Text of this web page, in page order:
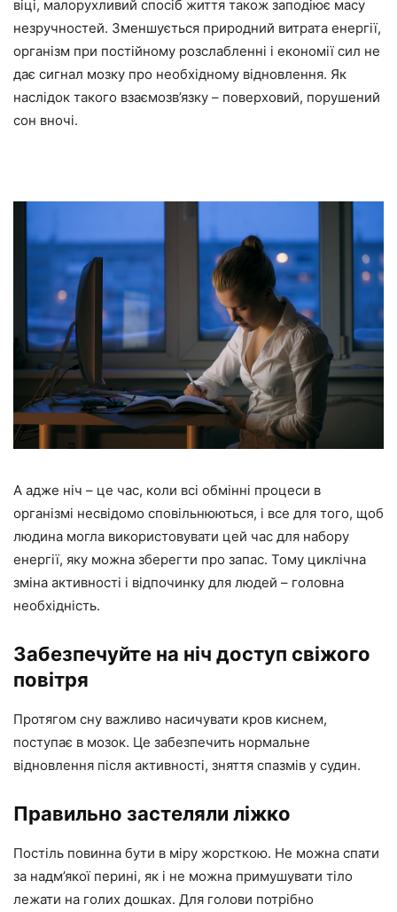
віці, малорухливий спосіб життя також заподіює масу
незручностей. Зменшується природний витрата енергії,
організм при постійному розслабленні і економії сил не
дає сигнал мозку про необхідному відновлення. Як
наслідок такого взаємозв’язку – поверховий, порушений
сон вночі.
А адже ніч – це час, коли всі обмінні процеси в
організмі несвідомо сповільнюються, і все для того, щоб
людина могла використовувати цей час для набору
енергії, яку можна зберегти про запас. Тому циклічна
зміна активності і відпочинку для людей – головна
необхідність.
Забезпечуйте на ніч доступ свіжого
повітря
Протягом сну важливо насичувати кров киснем,
поступає в мозок. Це забезпечить нормальне
відновлення після активності, зняття спазмів у судин.
Правильно застеляли ліжко
Постіль повинна бути в міру жорсткою. Не можна спати
за надм’якої перині, як і не можна примушувати тіло
лежати на голих дошках. Для голови потрібно